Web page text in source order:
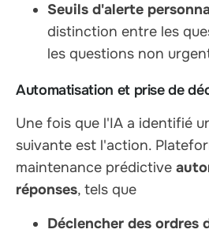
Seuils d'alerte
distinction entre les
les questions non
Automatisation et prise de
Une fois que l'IA a identifié
suivante est l'action.
maintenance prédictive
réponses, tels que
Déclencher des ordres